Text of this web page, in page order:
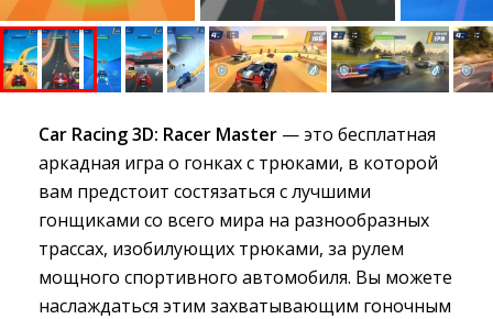
Car Racing 3D: Racer Master — это бесплатная
аркадная игра о гонках с трюками, в которой
вам предстоит состязаться с лучшими
гонщиками со всего мира на разнообразных
трассах, изобилующих трюками, за рулем
мощного спортивного автомобиля. Вы можете
наслаждаться этим захватывающим гоночным